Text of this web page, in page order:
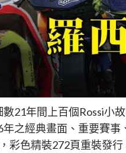
21年間上百個Rossi小故
之經典畫面、重要賽
彩色精裝272頁重裝發行